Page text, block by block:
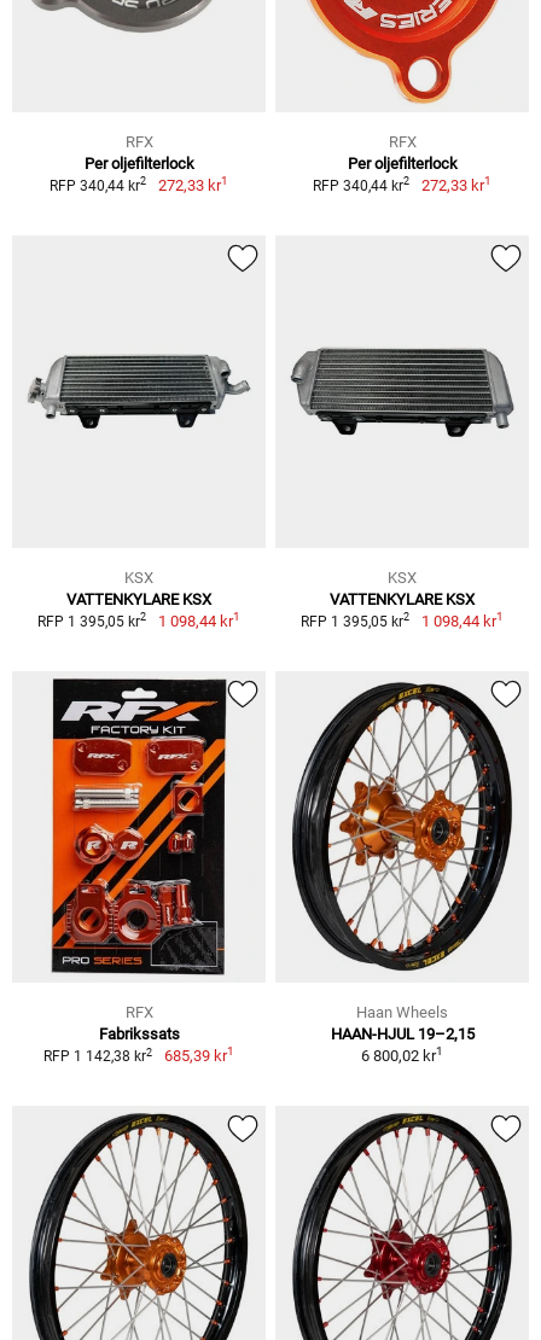
RFX
Per oljefilterlock
RFP 340,44 kr2 272,33 kr1
RFX
Per oljefilterlock
RFP 340,44 kr2 272,33 kr1
KSX
VATTENKYLARE KSX
RFP 1 395,05 kr2 1 098,44 kr1
KSX
VATTENKYLARE KSX
RFP 1 395,05 kr2 1 098,44 kr1
RFX
Fabrikssats
RFP 1 142,38 kr2 685,39 kr1
Haan Wheels
HAAN-HJUL 19–2,15
6 800,02 kr1